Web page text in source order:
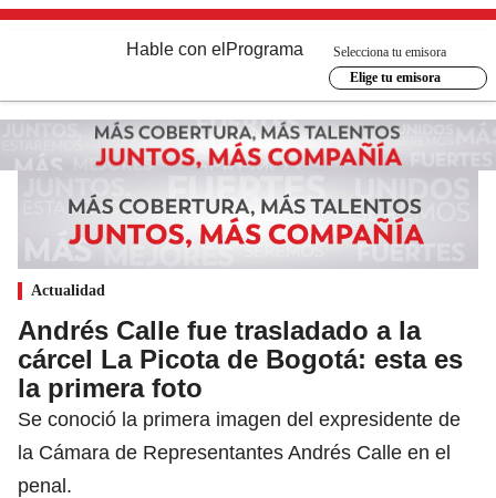
Hable con el Programa
Selecciona tu emisora
Elige tu emisora
Actualidad
Andrés Calle fue trasladado a la
cárcel La Picota de Bogotá: esta es
la primera foto
Se conoció la primera imagen del expresidente de
la Cámara de Representantes Andrés Calle en el
penal.